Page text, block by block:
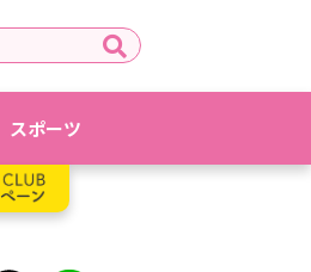
スポーツ